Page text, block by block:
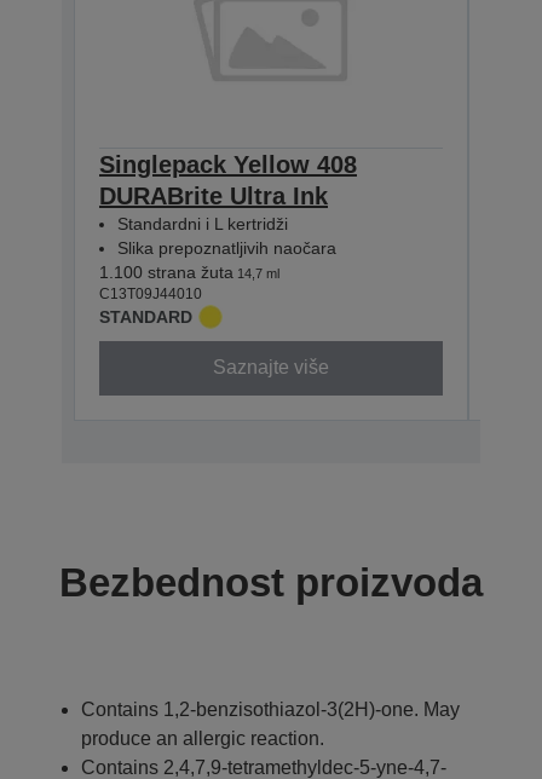
Singlepack Yellow 408
DURABrite Ultra Ink
Standardni i L kertridži
Slika prepoznatljivih naočara
1.100 strana žuta 14,7 ml
C13T09J44010
STANDARD
Saznajte više
Bezbednost proizvoda
Contains 1,2-benzisothiazol-3(2H)-one. May
produce an allergic reaction.
Contains 2,4,7,9-tetramethyldec-5-yne-4,7-